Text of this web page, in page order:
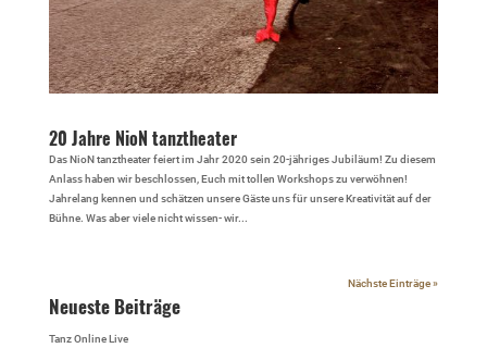
20 Jahre NioN tanztheater
Das NioN tanztheater feiert im Jahr 2020 sein 20-jähriges Jubiläum! Zu diesem
Anlass haben wir beschlossen, Euch mit tollen Workshops zu verwöhnen!
Jahrelang kennen und schätzen unsere Gäste uns für unsere Kreativität auf der
Bühne. Was aber viele nicht wissen- wir...
Nächste Einträge »
Neueste Beiträge
Tanz Online Live